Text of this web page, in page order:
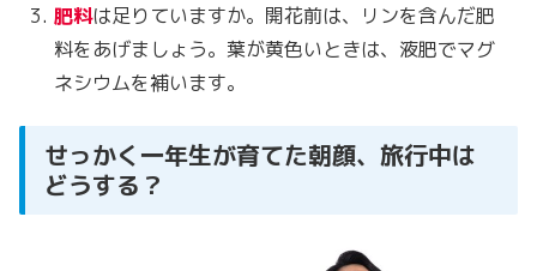
肥料は足りていますか。開花前は、リンを含んだ肥
料をあげましょう。葉が黄色いときは、液肥でマグ
ネシウムを補います。
せっかく一年生が育てた朝顔、旅行中は
どうする？